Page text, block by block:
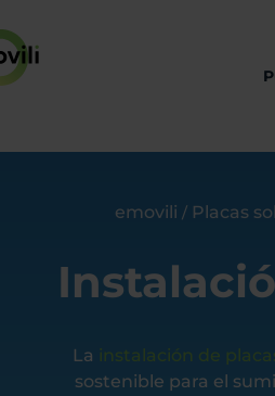
emovili / Placas
La instalación de
sostenible para el